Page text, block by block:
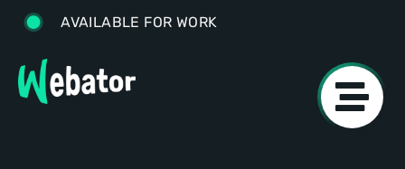
AVAILABLE FOR WORK